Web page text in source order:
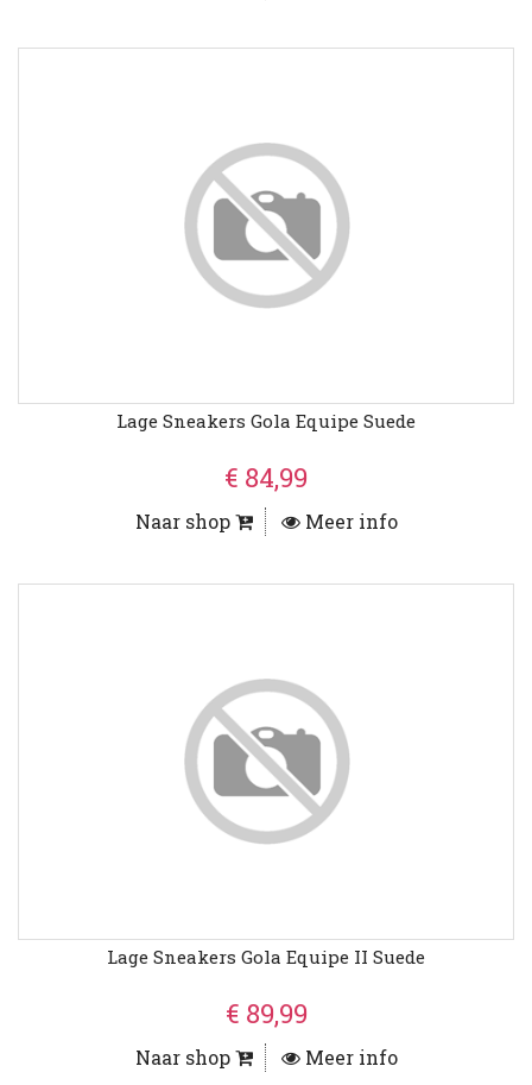
Lage Sneakers Gola Equipe Suede
€ 84,99
Naar shop Meer info
Lage Sneakers Gola Equipe II Suede
€ 89,99
Naar shop Meer info